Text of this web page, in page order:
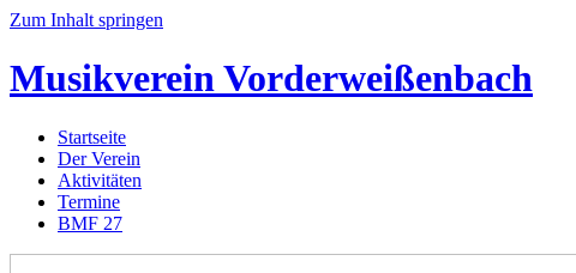
Zum Inhalt springen
MusikvereinVorderweißenbach
Startseite
Der Verein
Aktivitäten
Termine
BMF 27